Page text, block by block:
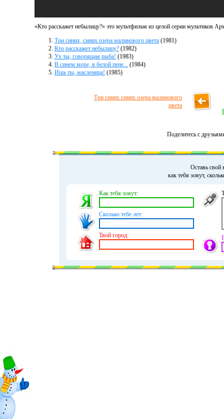
«Кто расскажет небылицу?» это мультфильм из целой серии мультиков
Три синих, синих озера малинового цвета (1981)
Кто расскажет небылицу? (1982)
Ух ты, говорящая рыба! (1983)
В синем море, в белой пене... (1984)
Ишь ты, масленица! (1985)
Три синих синих озера малинового
цвета
Поделитесь с
Оставь свой
как тебя зовут,
Как тебя зовут:
Сколько тебе лет:
Твой город: